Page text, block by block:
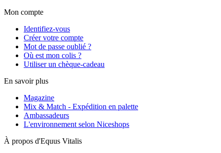
Mon compte
Identifiez-vous
Créer votre compte
Mot de passe oublié ?
Où est mon colis ?
Utiliser un chèque-cadeau
En savoir plus
Magazine
Mix & Match - Expédition en palette
Ambassadeurs
L'environnement selon Niceshops
À propos d'Equus Vitalis